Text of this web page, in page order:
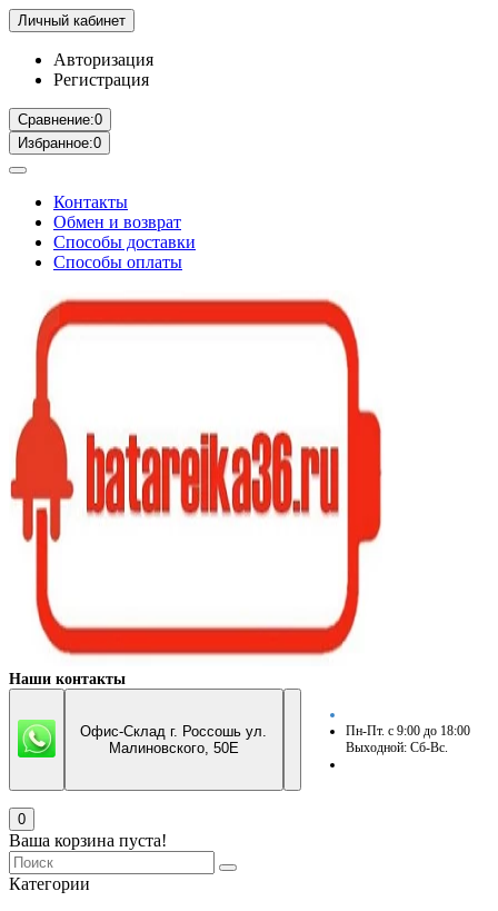
Личный кабинет
Авторизация
Регистрация
Сравнение:0
Избранное:0
Контакты
Обмен и возврат
Способы доставки
Способы оплаты
Наши контакты
Офис-Склад г. Россошь ул.
Малиновского, 50Е
Пн-Пт. с 9:00 до 18:00
Выходной: Сб-Вс.
0
Ваша корзина пуста!
Категории